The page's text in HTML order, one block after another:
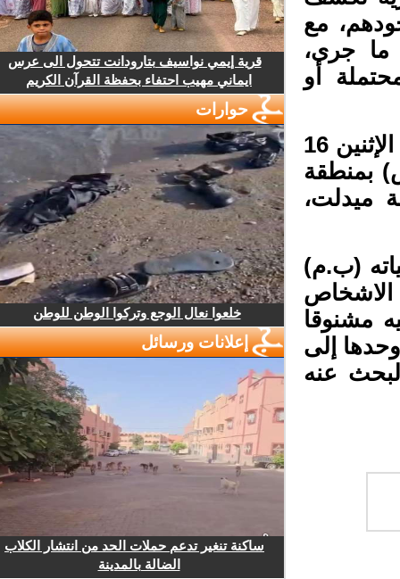
مع
جرى،
أو
وكان راعي غنم يبلغ من العمر 15 سنة، قد وُجد، الإثنين 16
بمنطقة
ميدلت،
(ب.م)
الاشخاص
مشنوقا
إلى
عنه
قرية إيمي نواسيف بتارودانت تتحول الى عرس
ايماني مهيب احتفاء بحفظة القرآن الكريم
حوارات
خلعوا نعال الوجع وتركوا الوطن للوطن
إعلانات ورسائل
ساكنة تنغير تدعم حملات الحد من انتشار الكلاب
الضالة بالمدينة